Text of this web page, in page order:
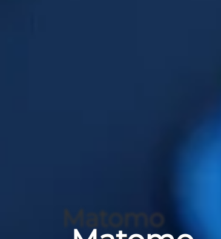
Matomo